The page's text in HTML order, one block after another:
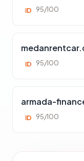
ID 95/100
ID 95/100
armada-
ID 95/100